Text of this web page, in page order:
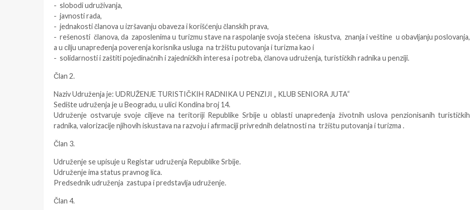
- slobodi udruživanja,
- javnosti rada,
- jednakosti članova u izršavanju obaveza i korišćenju članskih prava,
- rešenosti članova, da zaposlenima u turizmu stave na raspolanje svoja stečena iskustva, znanja i veštine u obavljanju poslovanja,
a u cilju unapređenja poverenja korisnika usluga na tržištu putovanja i turizma kao i
- solidarnosti i zaštiti pojedinačnih i zajedničkih interesa i potreba, članova udruženja, turističkih radnika u penziji.
Član 2.
Naziv Udruženja je: UDRUŽENJE TURISTIČKIH RADNIKA U PENZIJI „ KLUB SENIORA JUTA“
Sedište udruženja je u Beogradu, u ulici Kondina broj 14.
Udruženje ostvaruje svoje ciljeve na teritoriji Republike Srbije u oblasti unapređenja životnih uslova penzionisanih turističkih
radnika, valorizacije njihovih iskustava na razvoju i afirmaciji privrednih delatnosti na tržištu putovanja i turizma .
Član 3.
Udruženje se upisuje u Registar udruženja Republike Srbije.
Udruženje ima status pravnog lica.
Predsednik udruženja zastupa i predstavlja udruženje.
Član 4.